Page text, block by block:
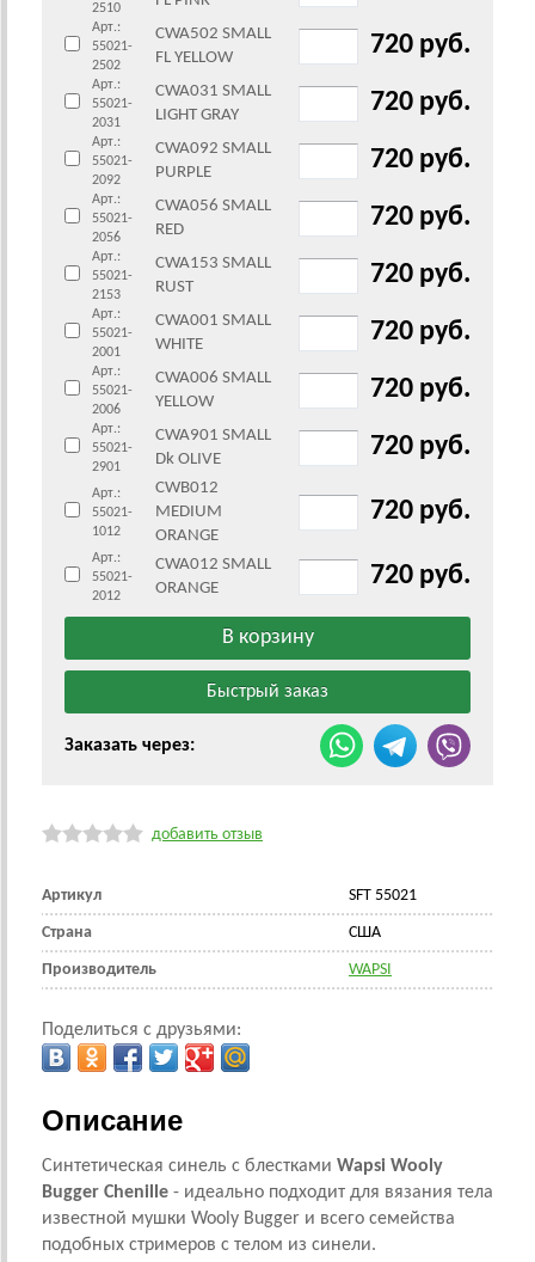
2510
Арт.:
55021-
2502
CWA502 SMALL
FL YELLOW
720 руб.
Арт.:
55021-
2031
CWA031 SMALL
LIGHT GRAY
720 руб.
Арт.:
55021-
2092
CWA092 SMALL
PURPLE
720 руб.
Арт.:
55021-
2056
CWA056 SMALL
RED
720 руб.
Арт.:
55021-
2153
CWA153 SMALL
RUST
720 руб.
Арт.:
55021-
2001
CWA001 SMALL
WHITE
720 руб.
Арт.:
55021-
2006
CWA006 SMALL
YELLOW
720 руб.
Арт.:
55021-
2901
CWA901 SMALL
Dk OLIVE
720 руб.
Арт.:
55021-
1012
CWB012
MEDIUM
ORANGE
720 руб.
Арт.:
55021-
2012
CWA012 SMALL
ORANGE
720 руб.
Заказать через:
добавить отзыв
Артикул SFT 55021
Страна CША
Производитель WAPSI
Поделиться с друзьями:
Описание
Синтетическая синель с блестками Wapsi Wooly
Bugger Chenille - идеально подходит для вязания тела
известной мушки Wooly Bugger и всего семейства
подобных стримеров с телом из синели.